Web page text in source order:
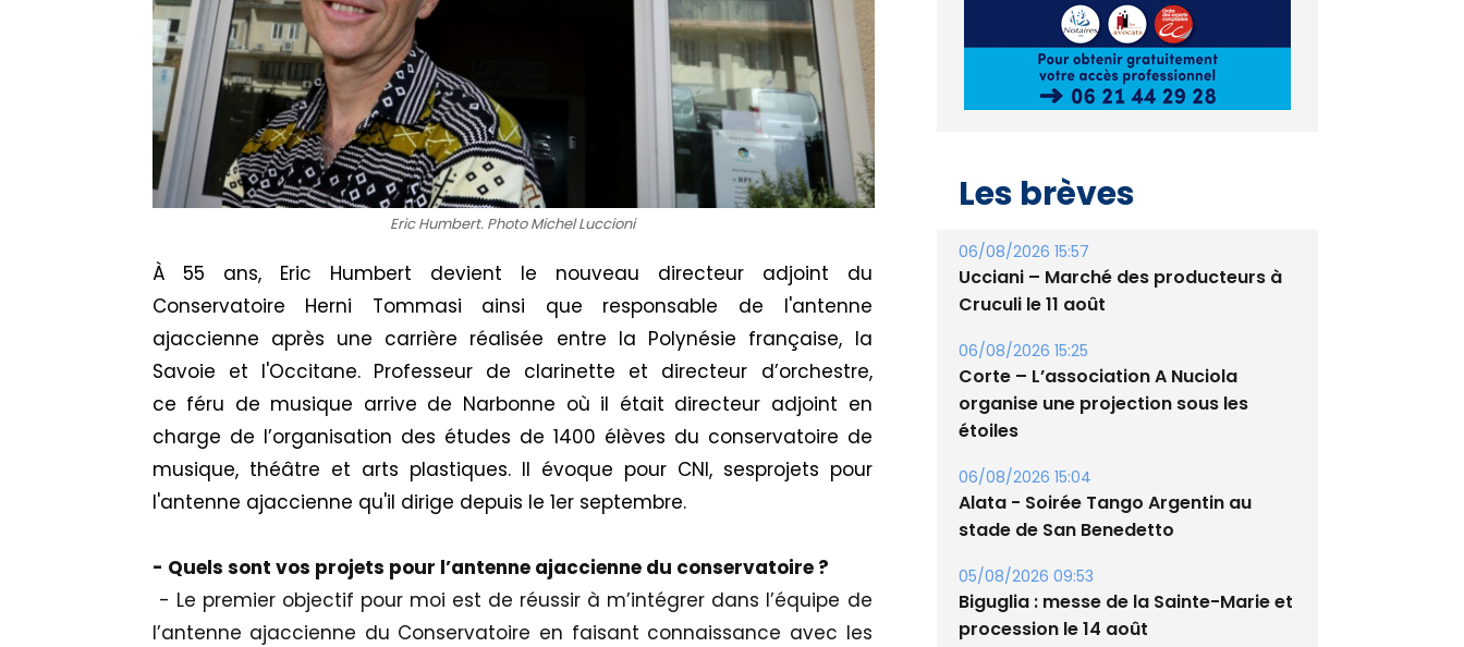
Eric Humbert. Photo Michel Luccioni
À 55 ans, Eric Humbert devient le nouveau directeur adjoint du
Conservatoire Herni Tommasi ainsi que responsable de l'antenne
ajaccienne après une carrière réalisée entre la Polynésie française, la
Savoie et l'Occitane. Professeur de clarinette et directeur d’orchestre,
ce féru de musique arrive de Narbonne où il était directeur adjoint en
charge de l’organisation des études de 1400 élèves du conservatoire de
musique, théâtre et arts plastiques. Il évoque pour CNI, sesprojets pour
l'antenne ajaccienne qu'il dirige depuis le 1er septembre.
- Quels sont vos projets pour l’antenne ajaccienne du conservatoire ?
- Le premier objectif pour moi est de réussir à m’intégrer dans l’équipe de
l’antenne ajaccienne du Conservatoire en faisant connaissance avec les
Les brèves
06/08/2026 15:57
Ucciani – Marché des producteurs à
Cruculi le 11 août
06/08/2026 15:25
Corte – L’association A Nuciola
organise une projection sous les
étoiles
06/08/2026 15:04
Alata - Soirée Tango Argentin au
stade de San Benedetto
05/08/2026 09:53
Biguglia : messe de la Sainte-Marie et
procession le 14 août